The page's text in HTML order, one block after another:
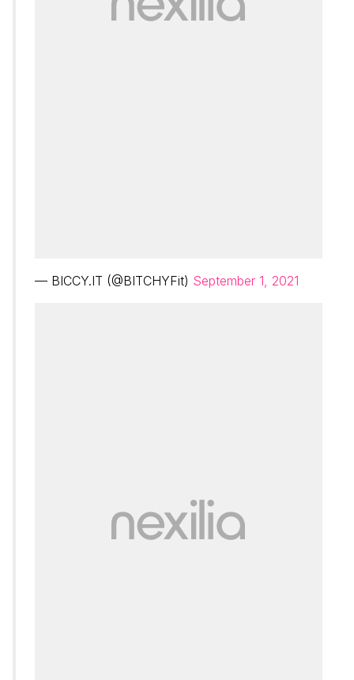
— BICCY.IT (@BITCHYFit) September 1, 2021